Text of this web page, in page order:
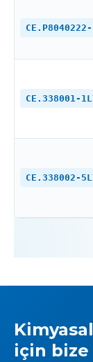
CE.338001-
CE.338002-
için bize